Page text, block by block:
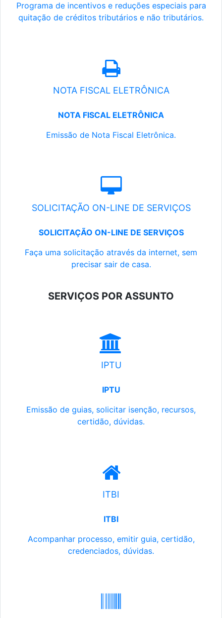
Programa de incentivos e reduções especiais para
quitação de créditos tributários e não tributários.
NOTA FISCAL ELETRÔNICA
NOTA FISCAL ELETRÔNICA
Emissão de Nota Fiscal Eletrônica.
SOLICITAÇÃO ON-LINE DE SERVIÇOS
SOLICITAÇÃO ON-LINE DE SERVIÇOS
Faça uma solicitação através da internet, sem
precisar sair de casa.
SERVIÇOS POR ASSUNTO
IPTU
IPTU
Emissão de guias, solicitar isenção, recursos,
certidão, dúvidas.
ITBI
ITBI
Acompanhar processo, emitir guia, certidão,
credenciados, dúvidas.